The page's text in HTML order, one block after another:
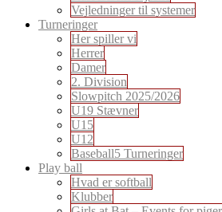
Vejledninger til systemer
Turneringer
Her spiller vi
Herrer
Damer
2. Division
Slowpitch 2025/2026
U19 Stævner
U15
U12
Baseball5 Turneringer
Play ball
Hvad er softball
Klubber